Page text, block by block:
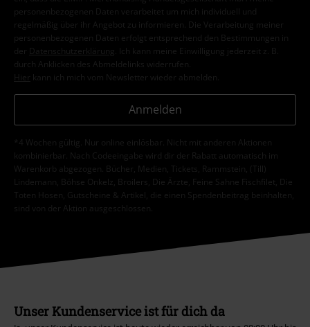
personenbezogenen Daten verarbeitet um mich individuell und
regelmäßig über ihr Angebot zu informieren. Die Verarbeitung meiner
personenbezogenen Daten erfolgt entsprechend den Bestimmungen in
der
Datenschutzerklärung
. Ich kann meine Einwilligung jederzeit z. B.
durch Anklicken des Abmeldelinks widerrufen.
Hier kann ich mich vom Newsletter wieder abmelden.
Anmelden
*4 Wochen gültig. Nur online einlösbar. Nicht mit anderen Aktionen
kombinierbar. Nach Codeeingabe wird dir der Rabatt automatisch im
Warenkorb abgezogen. Bücher, Medien, Tickets, Rammstein, (Till)
Lindemann, Böhse Onkelz, Broilers, Die Ärzte, Feine Sahne Fischfilet, Die
Toten Hosen, Gutscheine & Artikel, die einen Spendenbeitrag beinhalten,
sind von der Aktion ausgeschlossen.
Unser Kundenservice ist für dich da